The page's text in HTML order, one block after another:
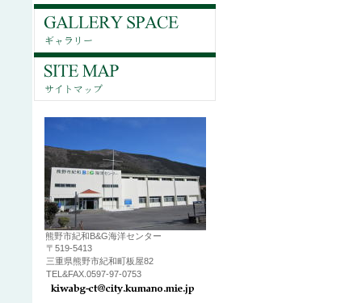
熊野市紀和B&G海洋センター
〒519-5413
三重県熊野市紀和町板屋82
TEL&FAX.0597-97-0753